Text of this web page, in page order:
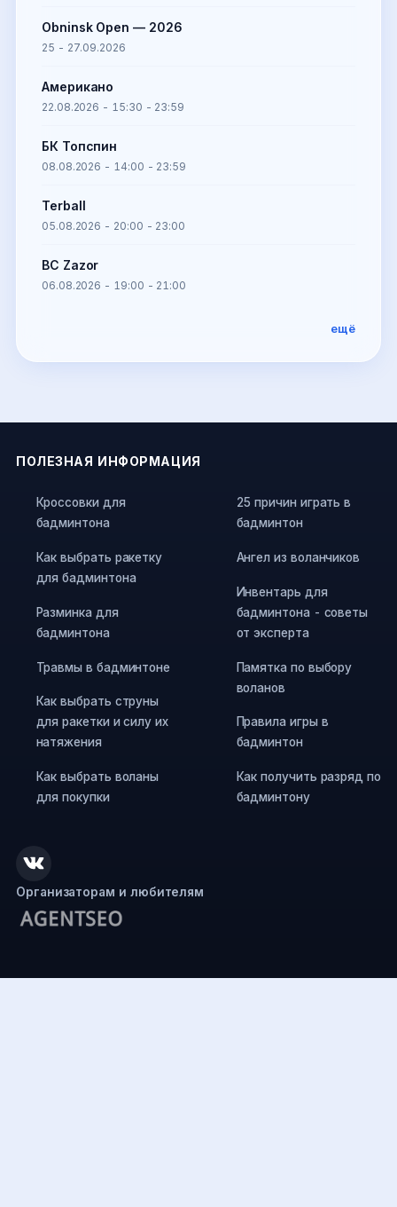
Obninsk Open — 2026
25 - 27.09.2026
Американо
22.08.2026 - 15:30 - 23:59
БК Топспин
08.08.2026 - 14:00 - 23:59
Terball
05.08.2026 - 20:00 - 23:00
BC Zazor
06.08.2026 - 19:00 - 21:00
ещё
ПОЛЕЗНАЯ ИНФОРМАЦИЯ
Кроссовки для
бадминтона
Как выбрать ракетку
для бадминтона
Разминка для
бадминтона
Травмы в бадминтоне
Как выбрать струны
для ракетки и силу их
натяжения
Как выбрать воланы
для покупки
25 причин играть в
бадминтон
Ангел из воланчиков
Инвентарь для
бадминтона - советы
от эксперта
Памятка по выбору
воланов
Правила игры в
бадминтон
Как получить разряд по
бадминтону
Организаторам и любителям